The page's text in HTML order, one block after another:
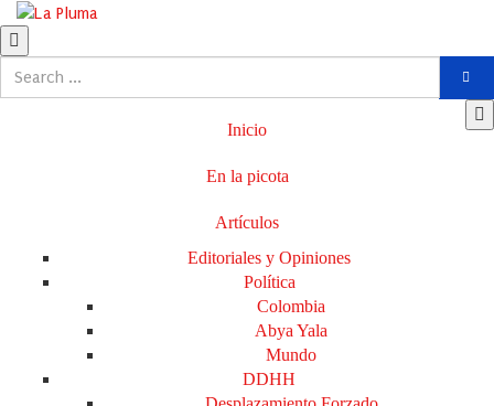
Inicio
En la picota
Artículos
Editoriales y Opiniones
Política
Colombia
Abya Yala
Mundo
DDHH